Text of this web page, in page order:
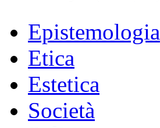
Epistemologia
Etica
Estetica
Società